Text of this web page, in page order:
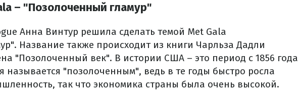
– "Позолоченный гламур"
Анна Винтур решила сделать темой Met Gala
Название также происходит из книги Чарльза Дадли
"Позолоченный век". В истории США – это период с 1856 года
называется "позолоченным", ведь в те годы быстро росла
так что экономика страны была очень высокой.